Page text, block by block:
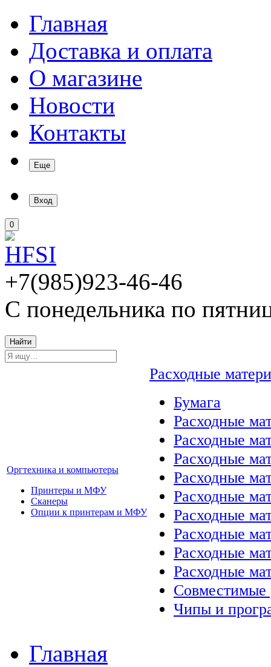
Главная
Доставка и оплата
О магазине
Новости
Контакты
Еще
Вход
0
+7(985)923-46-46
С понедельника по
Найти
Оргтехника и компьютеры
Принтеры и МФУ
Сканеры
Опции к принтерам и МФУ
Расходные
Бумага
Расходные
Расходные
Расходные
Расходные
Расходные
Расходные
Расходные
Расходные
Расходные
Совместимые
Чипы и
Главная